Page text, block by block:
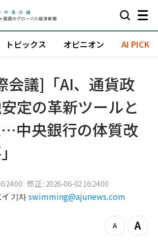
トピックス オピニオン AI PICK
会議]「AI、通貨政
定の革新ツールと
…中央銀行の体質改
修正 : 2026-06-02 16:24:00
기자 swimming@ajunews.com
z
Z